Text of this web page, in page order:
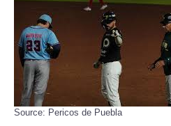
Source: Pericos de Puebla